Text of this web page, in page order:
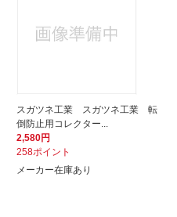
スガツネ工業 スガツネ工業 転
倒防止用コレクター...
2,580円
258ポイント
メーカー在庫あり